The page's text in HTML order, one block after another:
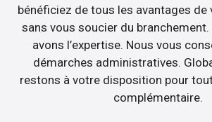
bénéficiez de tous les avantages
sans vous soucier du branchement.
avons l’expertise. Nous vous
démarches administratives.
restons à votre disposition pour
complémentaire.